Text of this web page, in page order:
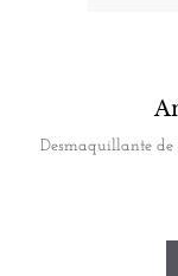
Desmaquillante